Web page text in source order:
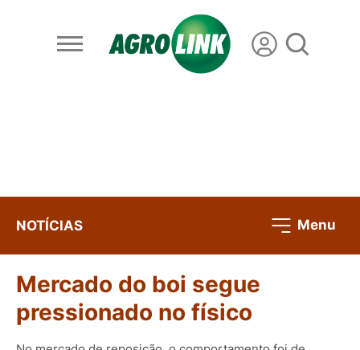
NOTÍCIAS Menu
Mercado do boi segue
pressionado no físico